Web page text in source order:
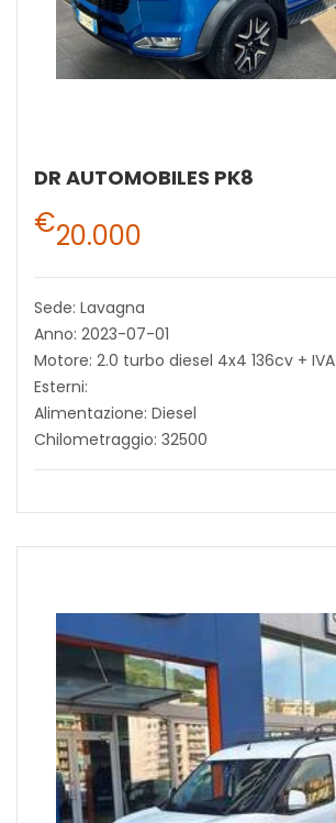
DR AUTOMOBILES PK8
€20.000
Sede: Lavagna
Anno: 2023-07-01
Motore: 2.0 turbo diesel 4x4 136cv + IVA
Esterni:
Alimentazione: Diesel
Chilometraggio: 32500